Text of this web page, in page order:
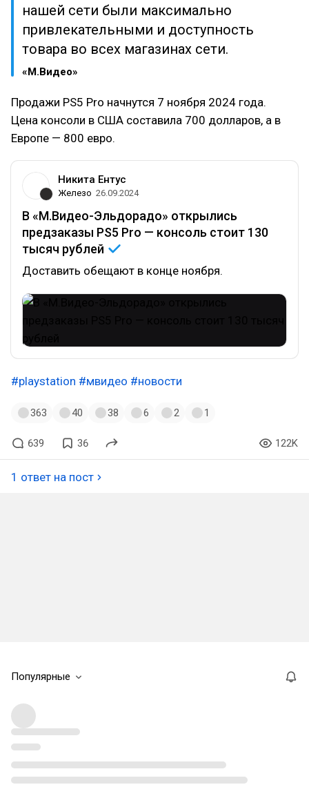
нашей сети были максимально
привлекательными и доступность
товара во всех магазинах сети.
«М.Видео»
Продажи PS5 Pro начнутся 7 ноября 2024 года.
Цена консоли в США составила 700 долларов, а в
Европе — 800 евро.
Никита Ентус
Железо 26.09.2024
В «М.Видео-Эльдорадо» открылись
предзаказы PS5 Pro — консоль стоит 130
тысяч рублей
Доставить обещают в конце ноября.
#playstation #мвидео #новости
363 40 38 6 2 1
639 36 122K
1 ответ на пост
Популярные